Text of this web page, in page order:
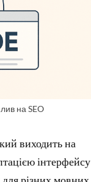
на SEO
виходить на
інтерфейсу